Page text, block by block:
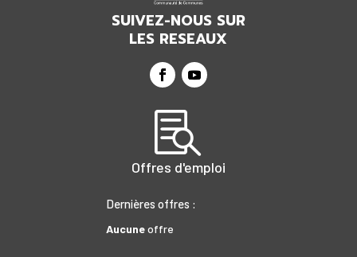
SUIVEZ-NOUS SUR
LES RESEAUX

Offres d'emploi
Dernières offres :
Aucuneoffre